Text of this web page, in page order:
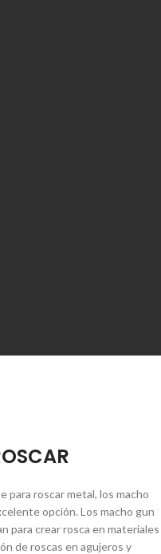
para roscar metal, los macho
opción. Los macho gun
para crear rosca en materiales
de roscas en agujeros y